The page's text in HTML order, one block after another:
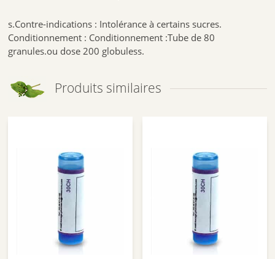
s.Contre-indications : Intolérance à certains sucres.
Conditionnement : Conditionnement :Tube de 80
granules.ou dose 200 globuless.
Produits similaires